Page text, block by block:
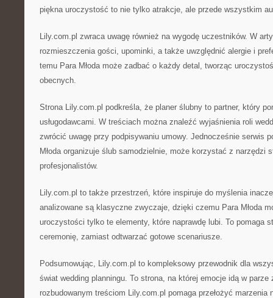
piękna uroczystość to nie tylko atrakcje, ale przede wszystkim
Lily.com.pl zwraca uwagę również na wygodę uczestników. W
rozmieszczenia gości, upominki, a także uwzględnić alergie i
temu Para Młoda może zadbać o każdy detal, tworząc
obecnych.
Strona Lily.com.pl podkreśla, że planer ślubny to partner, który
usługodawcami. W treściach można znaleźć wyjaśnienia roli
zwrócić uwagę przy podpisywaniu umowy. Jednocześnie serwis
Młoda organizuje ślub samodzielnie, może korzystać z narzędzi
profesjonalistów.
Lily.com.pl to także przestrzeń, które inspiruje do myślenia
analizowane są klasyczne zwyczaje, dzięki czemu Para Młoda
uroczystości tylko te elementy, które naprawdę lubi. To pomaga
ceremonię, zamiast odtwarzać gotowe scenariusze.
Podsumowując, Lily.com.pl to kompleksowy przewodnik dla
świat wedding planningu. To strona, na której emocje idą w parze
rozbudowanym treściom Lily.com.pl pomaga przełożyć marzenia